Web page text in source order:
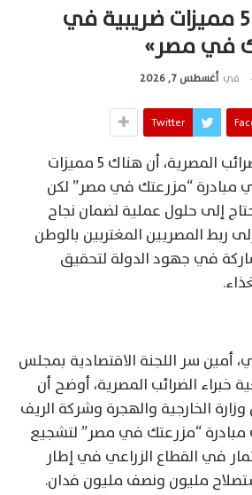
جمعية الخبراء: 5 مميزات ضريبية في
في مصر»
في أغسطس 7, 2026
Twitter
أكدت جمعية خبراء الضرائب المصرية، أن هناك 5 مميزات
مبادرة “مزرعتك في مصر” لكن
إلى حلول عملية لضمان نجاح
ربط المصريين المغتربين بالوطن
في جهود الدولة لتحقيق
أمين سر اللجنة الاقتصادية بمجلس
الضرائب المصرية، أوضح أن
الخارجية والهجرة وشركة الريف
مبادرة “مزرعتك في مصر” لتشجيع
في القطاع الزراعي في إطار
مليون ونصف مليون فدان.